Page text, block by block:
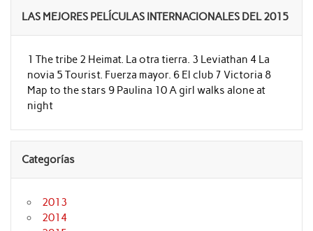
LAS MEJORES PELÍCULAS INTERNACIONALES DEL 2015
1 The tribe 2 Heimat. La otra tierra. 3 Leviathan 4 La
novia 5 Tourist. Fuerza mayor. 6 El club 7 Victoria 8
Map to the stars 9 Paulina 10 A girl walks alone at
night
Categorías
2013
2014